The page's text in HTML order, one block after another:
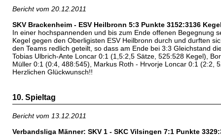
Bericht vom 20.12.2011
SKV Brackenheim - ESV Heilbronn 5:3 Punkte 3152:3136
In einer hochspannenden und bis zum Ende offenen Begegnung
Kegel gegen den Oberligisten ESV Heilbronn durch und durften
den Teams redlich geteilt, so dass am Ende bei 3:3 Gleichstand
Tobias Ulbrich-Ante Loncar 0:1 (1,5:2,5 Sätze, 525:528 Kegel),
Müller 0:1 (0:4, 488:545), Markus Roth - Hrvorje Loncar 0:1 (2:2,
Herzlichen Glückwunsch!!
10. Spieltag
Bericht vom 13.12.2011
Verbandsliga Männer: SKV 1 - SKC Vilsingen 7:1 Punkte